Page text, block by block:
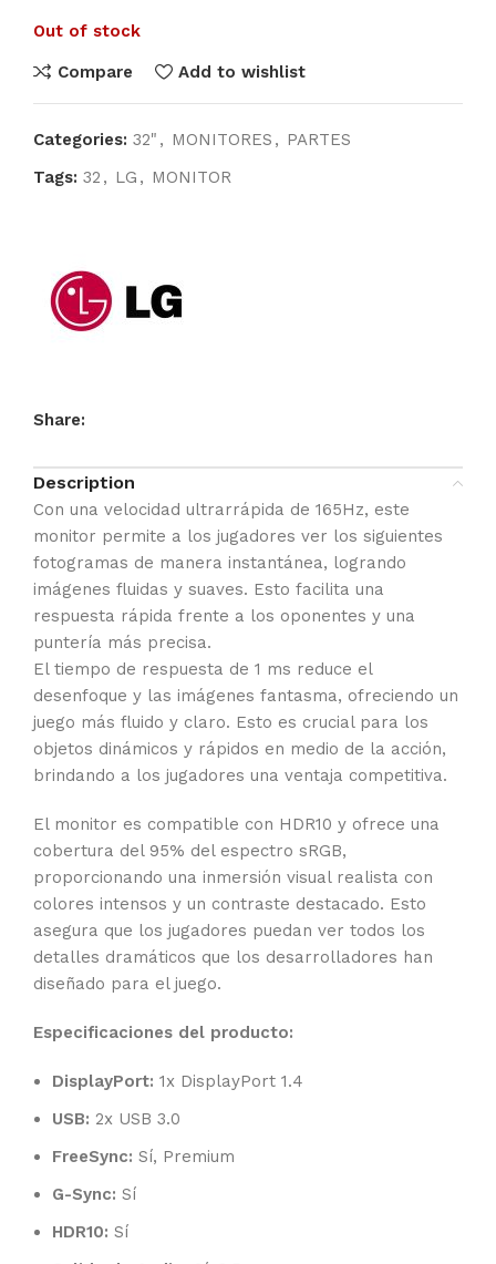
Out of stock
Compare Add to wishlist
Categories: 32" , MONITORES , PARTES
Tags: 32 , LG , MONITOR
Share:
Description
Con una velocidad ultrarrápida de 165Hz, este
monitor permite a los jugadores ver los siguientes
fotogramas de manera instantánea, logrando
imágenes fluidas y suaves. Esto facilita una
respuesta rápida frente a los oponentes y una
puntería más precisa.
El tiempo de respuesta de 1 ms reduce el
desenfoque y las imágenes fantasma, ofreciendo un
juego más fluido y claro. Esto es crucial para los
objetos dinámicos y rápidos en medio de la acción,
brindando a los jugadores una ventaja competitiva.
El monitor es compatible con HDR10 y ofrece una
cobertura del 95% del espectro sRGB,
proporcionando una inmersión visual realista con
colores intensos y un contraste destacado. Esto
asegura que los jugadores puedan ver todos los
detalles dramáticos que los desarrolladores han
diseñado para el juego.
Especificaciones del producto:
DisplayPort: 1x DisplayPort 1.4
USB: 2x USB 3.0
FreeSync: Sí, Premium
G-Sync: Sí
HDR10: Sí